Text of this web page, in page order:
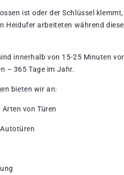
ist oder der Schlüssel
Heidufer arbeiteten während
innerhalb von 15-25 Minuten
– 365 Tage im Jahr.
bieten wir an:
von Türen